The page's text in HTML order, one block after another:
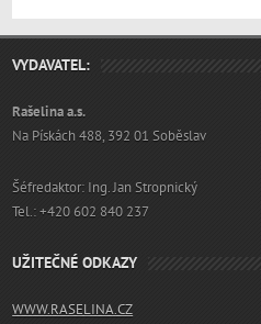
VYDAVATEL:
Rašelina a.s.
Na Pískách 488, 392 01 Soběslav
Šéfredaktor: Ing. Jan Stropnický
Tel.: +420 602 840 237
UŽITEČNÉ ODKAZY
WWW.RASELINA.CZ